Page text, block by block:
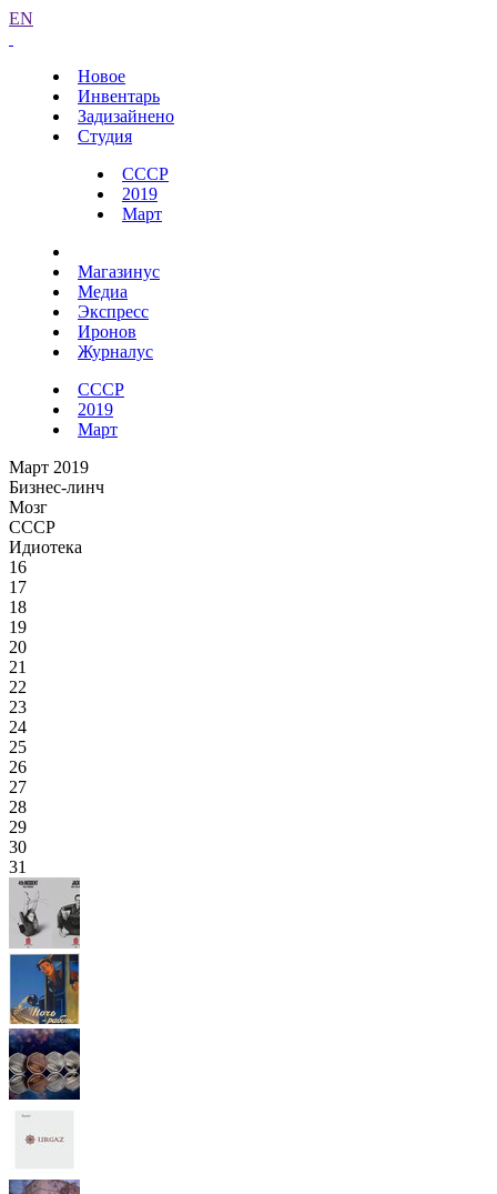
EN
Новое
Инвентарь
Задизайнено
Студия
СССР
2019
Март
Магазинус
Медиа
Экспресс
Иронов
Журналус
СССР
2019
Март
Март 2019
Бизнес-линч
Мозг
СССР
Идиотека
16
17
18
19
20
21
22
23
24
25
26
27
28
29
30
31